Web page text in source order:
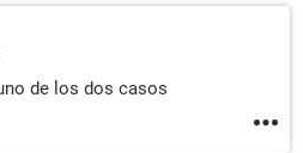
de los dos casos